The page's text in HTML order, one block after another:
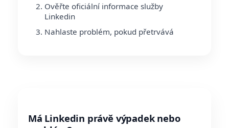
Ověřte oficiální informace služby
Linkedin
Nahlaste problém, pokud přetrvává
Má Linkedin právě výpadek nebo